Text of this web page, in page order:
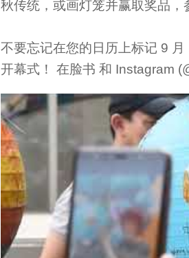
秋传统，或画灯笼并赢取奖品，
不要忘记在您的日历上标记 9
开幕式！ 在脸书 和 Instagram